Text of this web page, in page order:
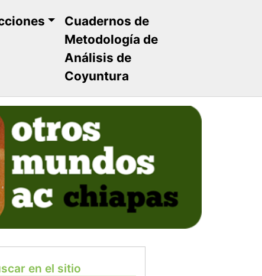
Cuadernos de
Metodología de
Análisis de
Coyuntura
en el sitio